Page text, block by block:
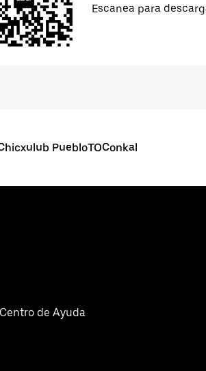
Escanea para
PuebloTOConkal
de Ayuda